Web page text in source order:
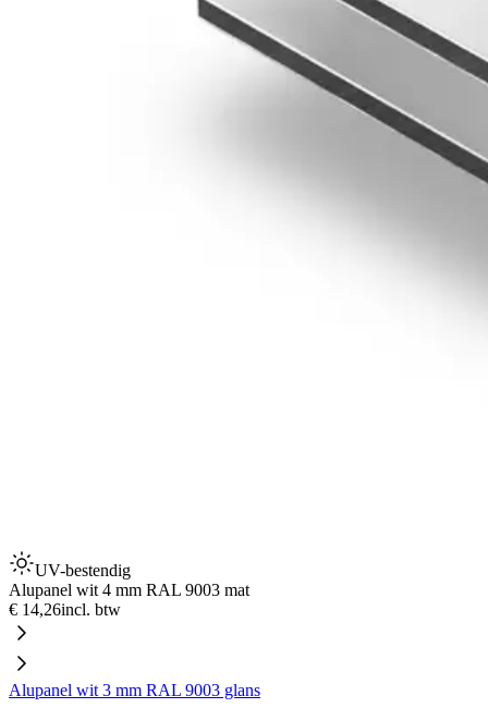
UV-bestendig
Alupanel wit 4 mm RAL 9003 mat
€ 14,26incl. btw
Alupanel wit 3 mm RAL 9003 glans